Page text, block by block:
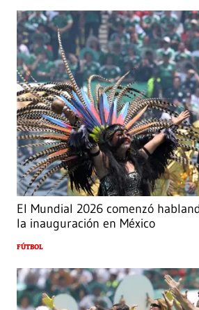
El Mundial 2026 comenzó
la inauguración en México
FÚTBOL